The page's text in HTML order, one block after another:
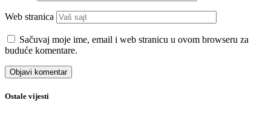
Web stranica
Sačuvaj moje ime, email i web stranicu u ovom browseru za
buduće komentare.
Ostale vijesti